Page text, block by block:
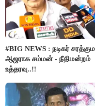
#BIG NEWS : நடிகர்
ஆஜராக சம்மன் - நீதிமன்றம்
உத்தரவு..!!